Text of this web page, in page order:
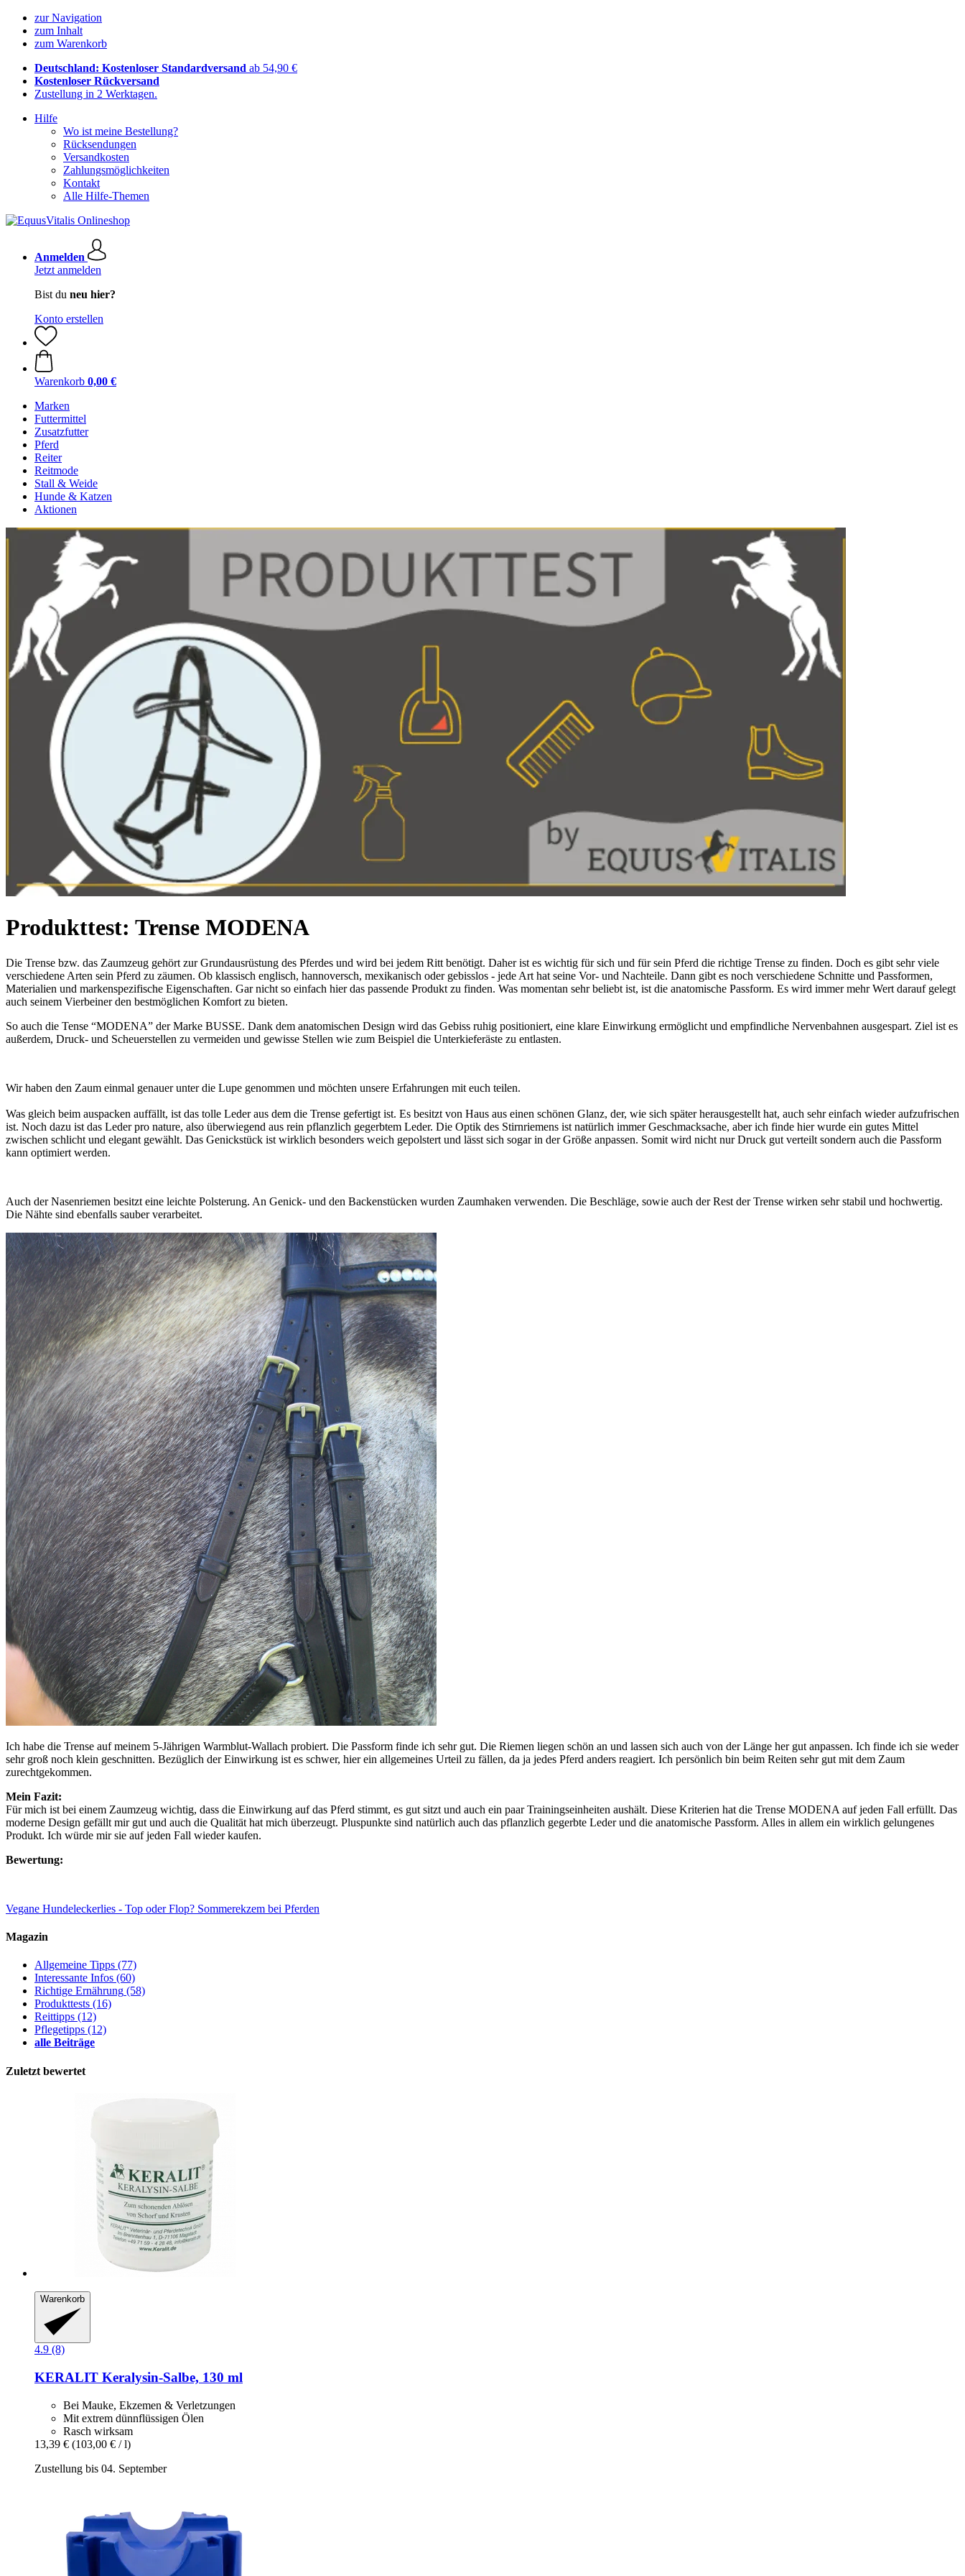
zur Navigation
zum Inhalt
zum Warenkorb
Deutschland: Kostenloser Standardversand ab 54,90 €
Kostenloser Rückversand
Zustellung in 2 Werktagen.
Hilfe
Wo ist meine Bestellung?
Rücksendungen
Versandkosten
Zahlungsmöglichkeiten
Kontakt
Alle Hilfe-Themen
Anmelden
Jetzt anmelden
Bist du neu hier?
Konto erstellen
Warenkorb 0,00 €
Marken
Futtermittel
Zusatzfutter
Pferd
Reiter
Reitmode
Stall & Weide
Hunde & Katzen
Aktionen
Produkttest: Trense MODENA
Die Trense bzw. das Zaumzeug gehört zur Grundausrüstung des Pferdes und wird bei jedem Ritt benötigt. Daher ist es wichtig für sich und für sein Pferd die richtige Trense zu finden. Doch es gibt sehr viele
verschiedene Arten sein Pferd zu zäumen. Ob klassisch englisch, hannoversch, mexikanisch oder gebisslos - jede Art hat seine Vor- und Nachteile. Dann gibt es noch verschiedene Schnitte und Passformen,
Materialien und markenspezifische Eigenschaften. Gar nicht so einfach hier das passende Produkt zu finden. Was momentan sehr beliebt ist, ist die anatomische Passform. Es wird immer mehr Wert darauf gelegt
auch seinem Vierbeiner den bestmöglichen Komfort zu bieten.
So auch die Tense “MODENA” der Marke BUSSE. Dank dem anatomischen Design wird das Gebiss ruhig positioniert, eine klare Einwirkung ermöglicht und empfindliche Nervenbahnen ausgespart. Ziel ist es
außerdem, Druck- und Scheuerstellen zu vermeiden und gewisse Stellen wie zum Beispiel die Unterkieferäste zu entlasten.
Wir haben den Zaum einmal genauer unter die Lupe genommen und möchten unsere Erfahrungen mit euch teilen.
Was gleich beim auspacken auffällt, ist das tolle Leder aus dem die Trense gefertigt ist. Es besitzt von Haus aus einen schönen Glanz, der, wie sich später herausgestellt hat, auch sehr einfach wieder aufzufrischen
ist. Noch dazu ist das Leder pro nature, also überwiegend aus rein pflanzlich gegerbtem Leder. Die Optik des Stirnriemens ist natürlich immer Geschmacksache, aber ich finde hier wurde ein gutes Mittel
zwischen schlicht und elegant gewählt. Das Genickstück ist wirklich besonders weich gepolstert und lässt sich sogar in der Größe anpassen. Somit wird nicht nur Druck gut verteilt sondern auch die Passform
kann optimiert werden.
Auch der Nasenriemen besitzt eine leichte Polsterung. An Genick- und den Backenstücken wurden Zaumhaken verwenden. Die Beschläge, sowie auch der Rest der Trense wirken sehr stabil und hochwertig.
Die Nähte sind ebenfalls sauber verarbeitet.
Ich habe die Trense auf meinem 5-Jährigen Warmblut-Wallach probiert. Die Passform finde ich sehr gut. Die Riemen liegen schön an und lassen sich auch von der Länge her gut anpassen. Ich finde ich sie weder
sehr groß noch klein geschnitten. Bezüglich der Einwirkung ist es schwer, hier ein allgemeines Urteil zu fällen, da ja jedes Pferd anders reagiert. Ich persönlich bin beim Reiten sehr gut mit dem Zaum
zurechtgekommen.
Mein Fazit:
Für mich ist bei einem Zaumzeug wichtig, dass die Einwirkung auf das Pferd stimmt, es gut sitzt und auch ein paar Trainingseinheiten aushält. Diese Kriterien hat die Trense MODENA auf jeden Fall erfüllt. Das
moderne Design gefällt mir gut und auch die Qualität hat mich überzeugt. Pluspunkte sind natürlich auch das pflanzlich gegerbte Leder und die anatomische Passform. Alles in allem ein wirklich gelungenes
Produkt. Ich würde mir sie auf jeden Fall wieder kaufen.
Bewertung:
Vegane Hundeleckerlies - Top oder Flop? Sommerekzem bei Pferden
Magazin
Allgemeine Tipps (77)
Interessante Infos (60)
Richtige Ernährung (58)
Produkttests (16)
Reittipps (12)
Pflegetipps (12)
alle Beiträge
Zuletzt bewertet
Warenkorb
4.9 (8)
KERALIT Keralysin-​Salbe, 130 ml
Bei Mauke, Ekzemen & Verletzungen
Mit extrem dünnflüssigen Ölen
Rasch wirksam
13,39 € (103,00 € / l)
Zustellung bis 04. September